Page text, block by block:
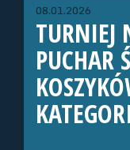
08.01.2026
TURNIEJ
PUCHAR